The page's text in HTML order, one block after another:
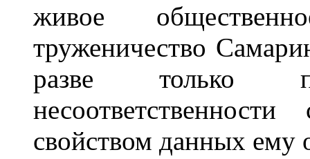
живое
труженичество
разве только
свойством данных ему